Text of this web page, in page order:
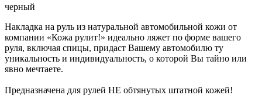
черный
Накладка на руль из натуральной автомобильной кожи от
компании «Кожа рулит!» идеально ляжет по форме вашего
руля, включая спицы, придаст Вашему автомобилю ту
уникальность и индивидуальность, о которой Вы тайно или
явно мечтаете.
Предназначена для рулей НЕ обтянутых штатной кожей!